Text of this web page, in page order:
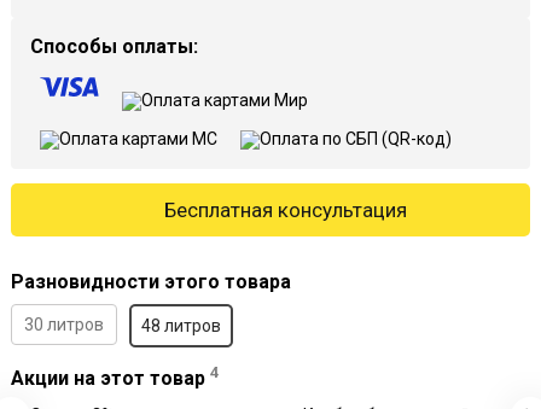
Способы оплаты:
Бесплатная консультация
Разновидности этого товара
30 литров 48 литров
Акции на этот товар 4